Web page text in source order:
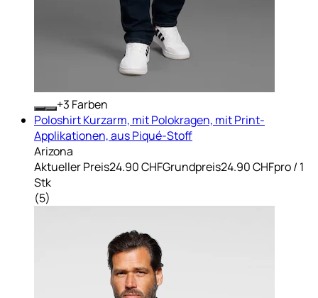
+ Farben
Poloshirt Kurzarm, mit Polokragen, mit Print-
Applikationen, aus Piqué-Stoff
Arizona
Aktueller Preis24.90 CHFGrundpreis24.90 CHFpro/ 1
Stk
(5)